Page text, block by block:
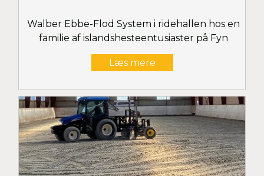
Walber Ebbe-Flod System i ridehallen hos en
familie af islandshesteentusiaster på Fyn
Læs mere